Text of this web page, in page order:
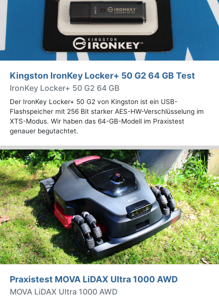
Kingston IronKey Locker+ 50 G2 64 GB Test
IronKey Locker+ 50 G2 64 GB
Der IronKey Locker+ 50 G2 von Kingston ist ein USB-
Flashspeicher mit 256 Bit starker AES-HW-Verschlüsselung im
XTS-Modus. Wir haben das 64-GB-Modell im Praxistest
genauer begutachtet.
Praxistest MOVA LiDAX Ultra 1000 AWD
MOVA LiDAX Ultra 1000 AWD